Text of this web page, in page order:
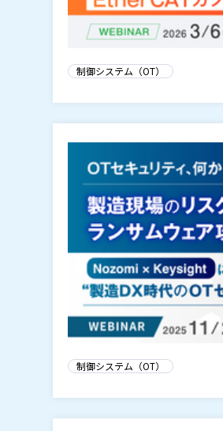
制御システム（OT）
制御システム（OT）